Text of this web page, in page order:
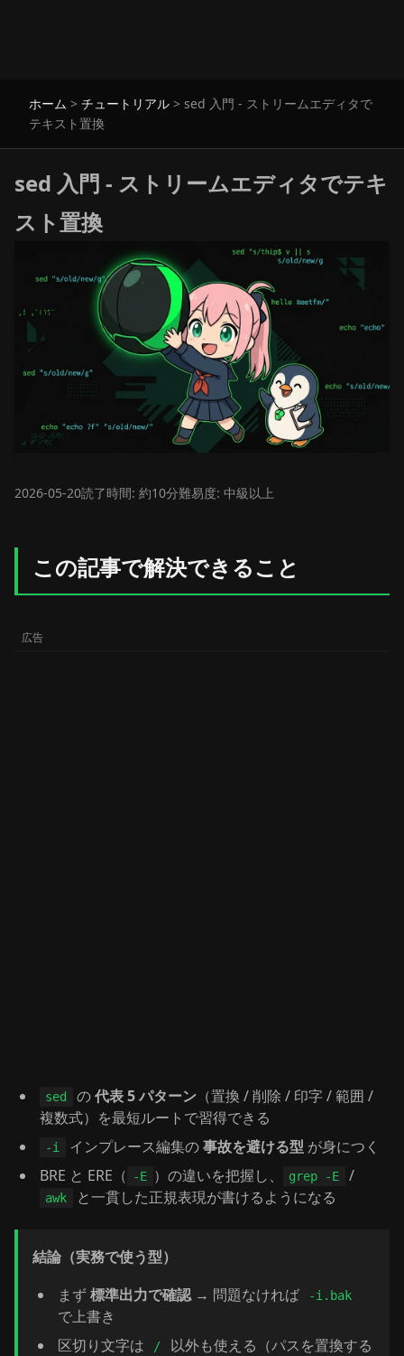
ホーム > チュートリアル > sed 入門 - ストリームエディタで
テキスト置換
sed 入門 - ストリームエディタでテキ
スト置換
2026-05-20読了時間: 約10分難易度: 中級以上
この記事で解決できること
sed の代表 5 パターン（置換 / 削除 / 印字 / 範囲 /
複数式）を最短ルートで習得できる
-i インプレース編集の事故を避ける型 が身につく
BRE と ERE（
-E ）の違いを把握し、 grep -E /
awk と一貫した正規表現が書けるようになる
結論（実務で使う型）
まず標準出力で確認→ 問題なければ -i.bak
で上書き
区切り文字は
/
以外も使える（パスを置換する